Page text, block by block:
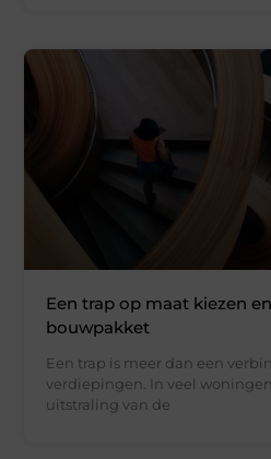
Een trap op maat kiezen
bouwpakket
Een trap is meer dan een
verdiepingen. In veel
uitstraling van de